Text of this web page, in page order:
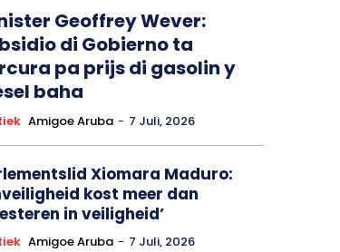
Geoffrey Wever:
di Gobierno ta
pa prijs di gasolin y
baha
Amigoe Aruba - 7 Juli, 2026
Xiomara Maduro:
kost meer dan
in veiligheid’
Amigoe Aruba - 7 Juli, 2026